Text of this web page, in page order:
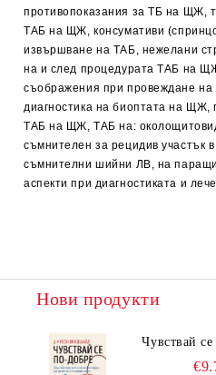
противопоказания за ТБ на ЩЖ,
ТАБ на ЩЖ, консумативи
извършване на ТАБ, нежелани
на и след процедурата ТАБ на
съображения при провеждане
диагностика на биоптата на ЩЖ,
ТАБ на ЩЖ, ТАБ на:
съмнителен за рецидив участък
съмнителни шийни ЛВ, на
аспекти при диагностиката и
Нови продукти
Чувствай